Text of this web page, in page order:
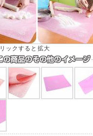
ックすると拡大